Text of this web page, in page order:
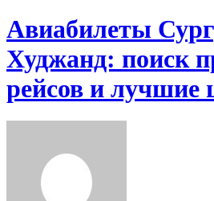
Авиабилеты
Худжанд: поиск
рейсов и лучшие